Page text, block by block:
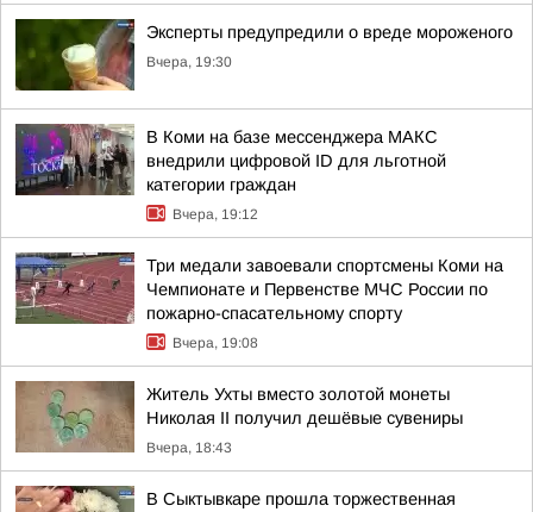
Эксперты предупредили о вреде мороженого
Вчера, 19:30
В Коми на базе мессенджера МАКС
внедрили цифровой ID для льготной
категории граждан
Вчера, 19:12
Три медали завоевали спортсмены Коми на
Чемпионате и Первенстве МЧС России по
пожарно-спасательному спорту
Вчера, 19:08
Житель Ухты вместо золотой монеты
Николая II получил дешёвые сувениры
Вчера, 18:43
В Сыктывкаре прошла торжественная